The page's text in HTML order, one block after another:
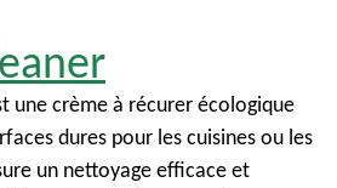
une crème à récurer écologique
dures pour les cuisines ou les
un nettoyage efficace et